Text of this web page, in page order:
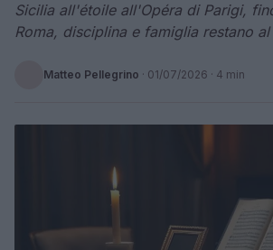
Sicilia all'étoile all'Opéra di Parigi,
Roma, disciplina e famiglia restano
Matteo Pellegrino · 01/07/2026 · 4 min